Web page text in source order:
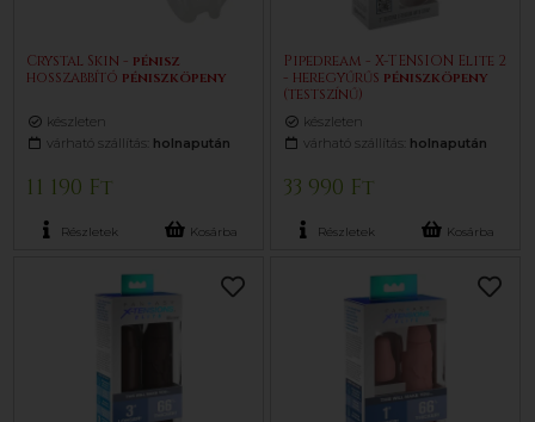
Crystal Skin - pénisz
hosszabbító péniszköpeny
készleten
várható szállítás: holnapután
11 190 Ft
Részletek Kosárba
Pipedream - X-TENSION Elite 2
- heregyűrűs péniszköpeny
(testszínű)
készleten
várható szállítás: holnapután
33 990 Ft
Részletek Kosárba